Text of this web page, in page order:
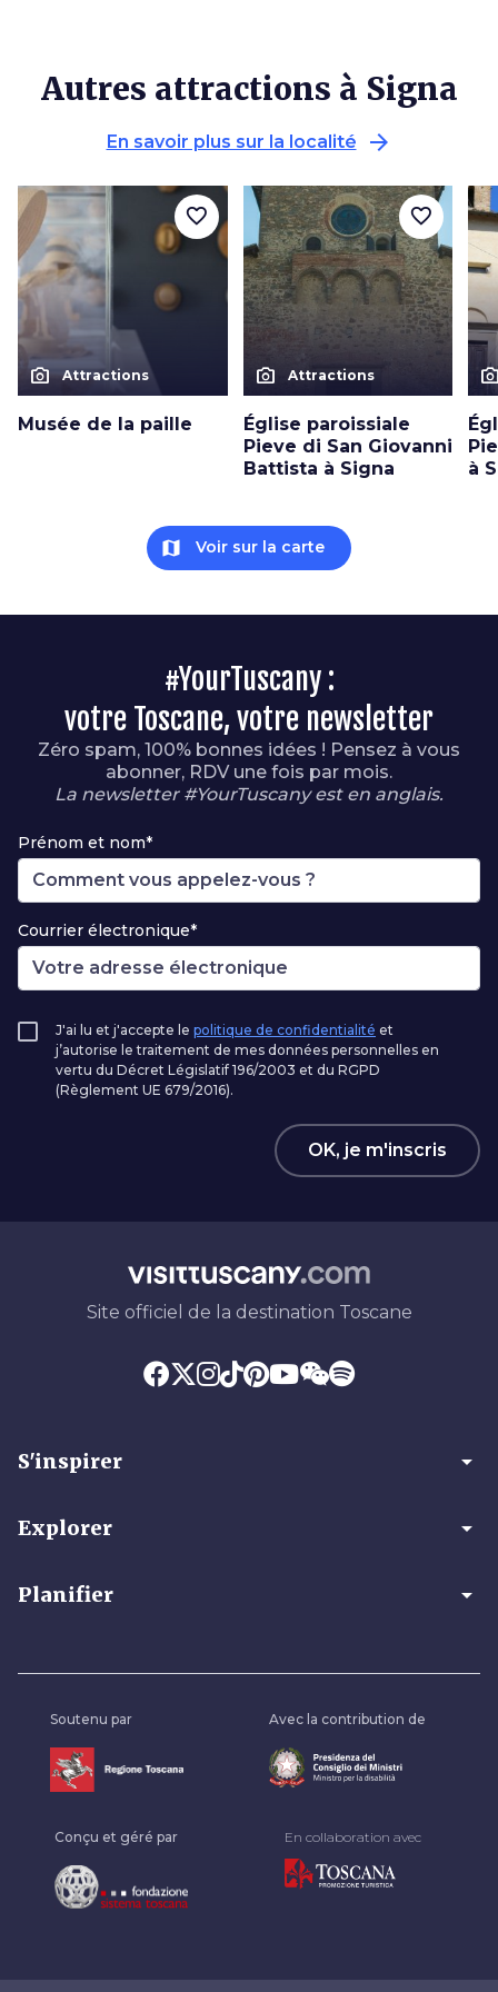
Autres attractions à Signa
En savoir plus sur la localité arrow_forward
photo_camera Attractions
Musée de la paille
favorite_border
photo_camera Attractions
Église paroissiale
Pieve di San Giovanni
Battista à Signa
favorite_border
à
map Voir sur la carte
#YourTuscany :
votre Toscane, votre newsletter
Zéro spam, 100% bonnes idées ! Pensez à vous
abonner, RDV une fois par mois.
La newsletter #YourTuscany est en anglais.
Prénom et nom*
Courrier électronique*
J'ai lu et j'accepte le politique de confidentialité et
j’autorise le traitement de mes données personnelles en
vertu du Décret Législatif 196/2003 et du RGPD
(Règlement UE 679/2016).
OK, je m'inscris
Site officiel de la destination Toscane
S'inspirer arrow_drop_down
Explorer arrow_drop_down
Planifier arrow_drop_down
Soutenu par Avec la contribution de
Conçu et géré par En collaboration avec